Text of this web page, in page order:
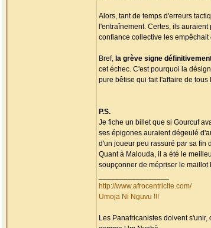
Alors, tant de temps d'erreurs
l'entraînement. Certes, ils
confiance collective les
Bref, la grève signe
cet échec. C'est pourquoi la
pure bêtise qui fait l'affaire de
P.S.
Je fiche un billet que si Gourcuf
ses épigones auraient dégeulé
d'un joueur peu rassuré par sa fin
Quant à Malouda, il a été le
soupçonner de mépriser le maillot
http://www.afrocentricite.com/
Umoja Ni Nguvu !!!
Les Panafricanistes doivent s'unir,